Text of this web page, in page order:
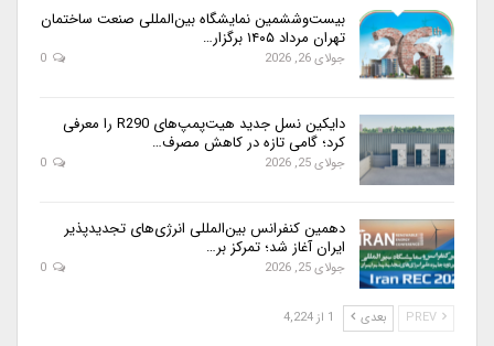
بیست‌وششمین نمایشگاه بین‌المللی صنعت ساختمان
تهران مرداد ۱۴۰۵ برگزار…
جولای 26, 2026
دایکین نسل جدید هیت‌پمپ‌های R290 را معرفی
کرد؛ گامی تازه در کاهش مصرف…
جولای 25, 2026
دهمین کنفرانس بین‌المللی انرژی‌های تجدیدپذیر
ایران آغاز شد؛ تمرکز بر…
جولای 25, 2026
بعدی 1 از 4,224